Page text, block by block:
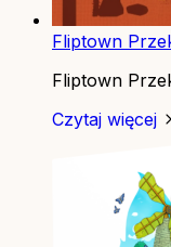
Fliptown
Fliptown
Czytaj więcej